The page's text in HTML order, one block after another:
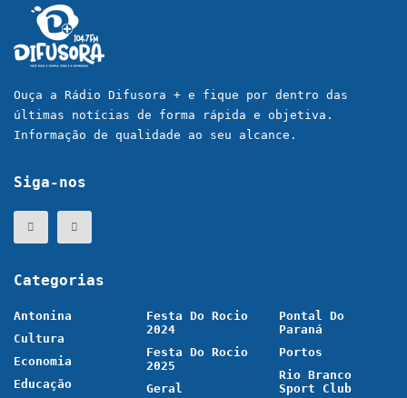
Ouça a Rádio Difusora + e fique por dentro das
últimas notícias de forma rápida e objetiva.
Informação de qualidade ao seu alcance.
Siga-nos
Categorias
Antonina
Cultura
Economia
Educação
Festa Do Rocio
2024
Festa Do Rocio
2025
Geral
Pontal Do
Paraná
Portos
Rio Branco
Sport Club